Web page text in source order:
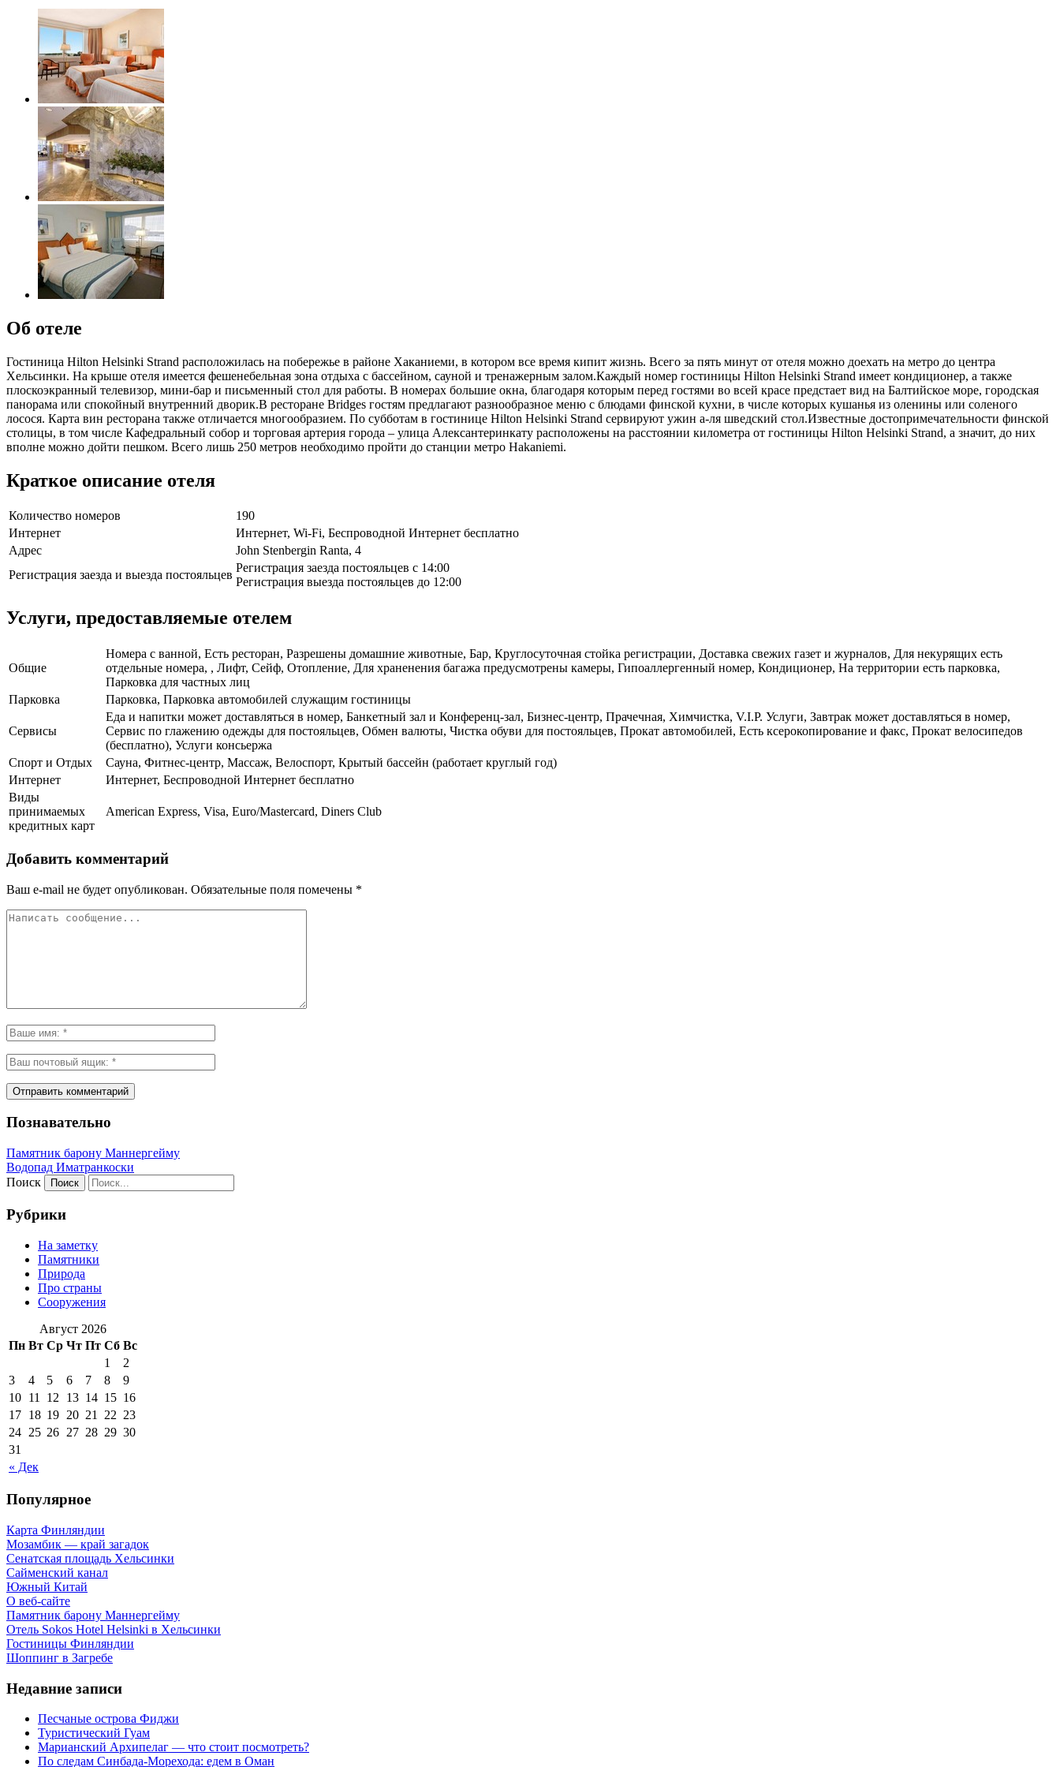
Об отеле
Гостиница Hilton Helsinki Strand расположилась на побережье в районе Хаканиеми, в котором все время кипит жизнь. Всего за пять минут от отеля можно доехать на метро до центра
Хельсинки. На крыше отеля имеется фешенебельная зона отдыха с бассейном, сауной и тренажерным залом.Каждый номер гостиницы Hilton Helsinki Strand имеет кондиционер, а также
плоскоэкранный телевизор, мини-бар и письменный стол для работы. В номерах большие окна, благодаря которым перед гостями во всей красе предстает вид на Балтийское море, городская
панорама или спокойный внутренний дворик.В ресторане Bridges гостям предлагают разнообразное меню с блюдами финской кухни, в числе которых кушанья из оленины или соленого
лосося. Карта вин ресторана также отличается многообразием. По субботам в гостинице Hilton Helsinki Strand сервируют ужин а-ля шведский стол.Известные достопримечательности финской
столицы, в том числе Кафедральный собор и торговая артерия города – улица Алексантеринкату расположены на расстоянии километра от гостиницы Hilton Helsinki Strand, а значит, до них
вполне можно дойти пешком. Всего лишь 250 метров необходимо пройти до станции метро Hakaniemi.
Краткое описание отеля
Количество номеров
190
Интернет
Интернет, Wi-Fi, Беспроводной Интернет бесплатно
Адрес
John Stenbergin Ranta, 4
Регистрация заезда и выезда постояльцев
Регистрация заезда постояльцев с 14:00
Регистрация выезда постояльцев до 12:00
Услуги, предоставляемые отелем
Общие
Номера с ванной, Есть ресторан, Разрешены домашние животные, Бар, Круглосуточная стойка регистрации, Доставка свежих газет и журналов, Для некурящих есть
отдельные номера, , Лифт, Сейф, Отопление, Для храненения багажа предусмотрены камеры, Гипоаллергенный номер, Кондиционер, На территории есть парковка,
Парковка для частных лиц
Парковка
Парковка, Парковка автомобилей служащим гостиницы
Сервисы
Еда и напитки может доставляться в номер, Банкетный зал и Конференц-зал, Бизнес-центр, Прачечная, Химчистка, V.I.P. Услуги, Завтрак может доставляться в номер,
Сервис по глажению одежды для постояльцев, Обмен валюты, Чистка обуви для постояльцев, Прокат автомобилей, Есть ксерокопирование и факс, Прокат велосипедов
(бесплатно), Услуги консьержа
Спорт и Отдых
Сауна, Фитнес-центр, Массаж, Велоспорт, Крытый бассейн (работает круглый год)
Интернет
Интернет, Беспроводной Интернет бесплатно
Виды
принимаемых
кредитных карт
American Express, Visa, Euro/Mastercard, Diners Club
Добавить комментарий
Ваш e-mail не будет опубликован. Обязательные поля помечены *
Познавательно
Памятник барону Маннергейму
Водопад Иматранкоски
Поиск
Рубрики
На заметку
Памятники
Природа
Про страны
Сооружения
Август 2026
Пн Вт Ср Чт Пт Сб Вс
« Дек
1
2
3
4 5 6 7 8
9
10 11 12 13 14 15 16
17 18 19 20 21 22 23
24 25 26 27 28 29 30
31
Популярное
Карта Финляндии
Мозамбик — край загадок
Сенатская площадь Хельсинки
Сайменский канал
Южный Китай
О веб-сайте
Памятник барону Маннергейму
Отель Sokos Hotel Helsinki в Хельсинки
Гостиницы Финляндии
Шоппинг в Загребе
Недавние записи
Песчаные острова Фиджи
Туристический Гуам
Марианский Архипелаг — что стоит посмотреть?
По следам Синбада-Морехода: едем в Оман